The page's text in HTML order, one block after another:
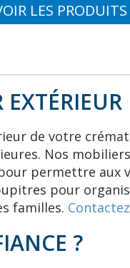
LES PRODUITS
de votre
Nos
permettre aux
pour
familles.
?